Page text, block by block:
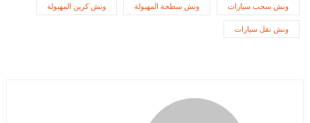
ونش سحب سيارات ونش سطحة المهبولة ونش كرين المهبولة
ونش نقل سيارات